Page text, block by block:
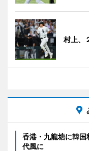
村上、
香港・九龍塘に韓
代風に